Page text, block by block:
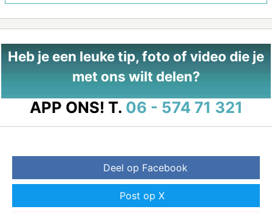
Heb je een leuke tip, foto of video die je
met ons wilt delen?
APP ONS! T. 06 - 574 71 321
Deel op Facebook
Post op X